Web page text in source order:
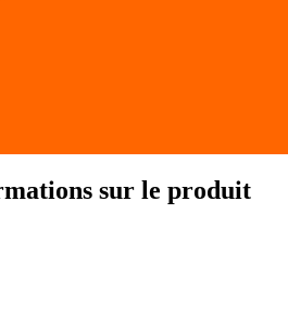
sur le produit